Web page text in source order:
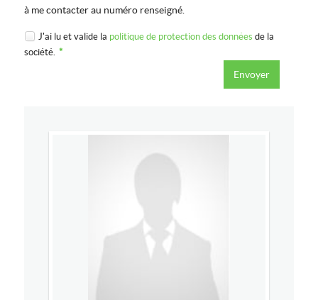
à me contacter au numéro renseigné.
J'ai lu et valide la politique de protection des données de la
société. *